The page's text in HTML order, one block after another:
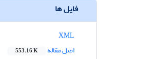
فایل ها
اصل مقاله
553.16 K